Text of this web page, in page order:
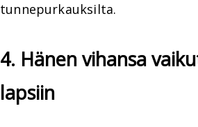
tunnepurkauksilta.
4. Hänen vihansa
lapsiin